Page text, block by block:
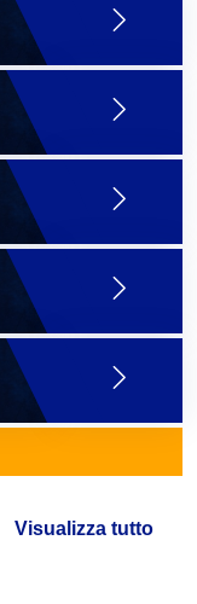
Visualizza tutto